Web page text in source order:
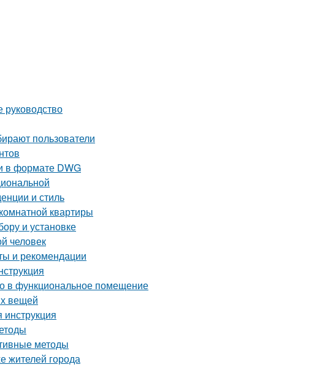
пользователи
в формате DWG
и стиль
квартиры
и установке
человек
и рекомендации
в функциональное помещение
вещей
методы
жителей города